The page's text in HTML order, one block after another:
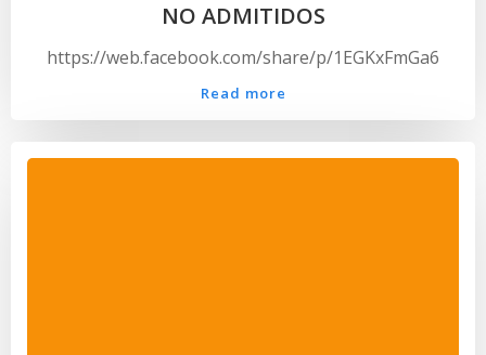
NO ADMITIDOS
https://web.facebook.com/share/p/1EGKxFmGa6
Read more